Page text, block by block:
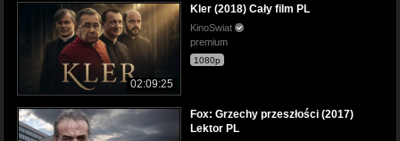
02:09:25
Kler (2018) Cały film PL
KinoSwiat
premium
1080p
Fox: Grzechy przeszłości (2017)
Lektor PL